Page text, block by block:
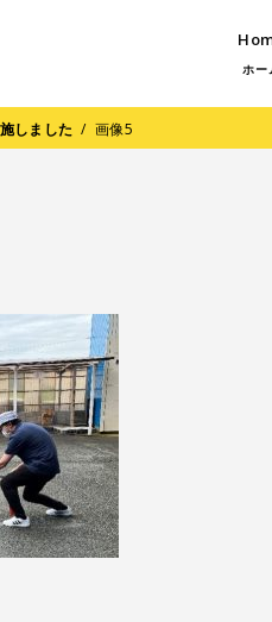
ホー
しました / 画像5